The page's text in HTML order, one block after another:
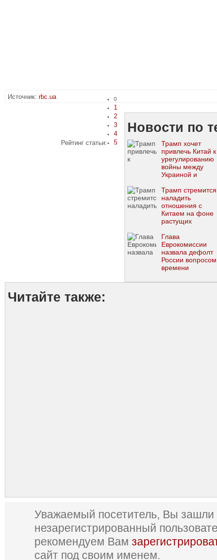
Источник: rbc.ua
Рейтинг статьи:
0
1
2
3
4
5
Новости по
Трамп хочет
привлечь Китай к
урегулированию
войны между
Украиной и
Трамп стремится
наладить
отношения с
Китаем на фоне
растущих
Путиным
Глава
Еврокомиссии
назвала дефолт
России вопросом
времени
Читайте также:
Уважаемый посетитель, Вы зашли
незарегистрированный
рекомендуем Вам
сайт под своим именем.